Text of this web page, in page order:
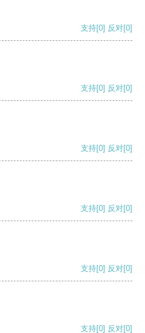
支持[0] 反对[0]
支持[0] 反对[0]
支持[0] 反对[0]
支持[0] 反对[0]
支持[0] 反对[0]
支持[0] 反对[0]